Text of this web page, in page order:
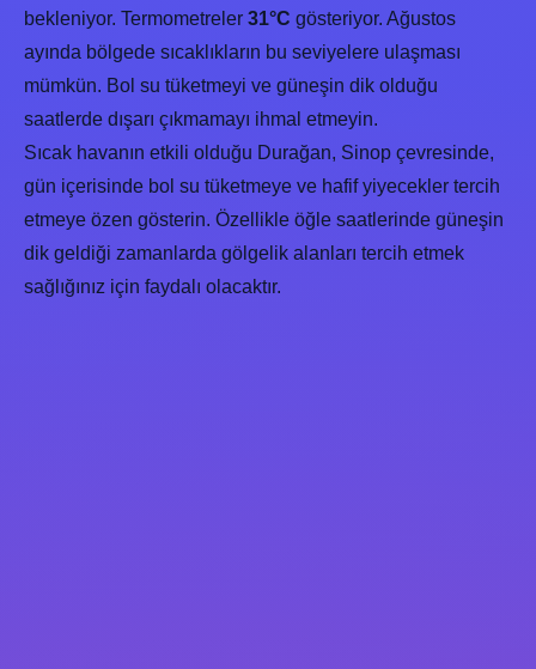
bekleniyor. Termometreler 31°C gösteriyor. Ağustos
ayında bölgede sıcaklıkların bu seviyelere ulaşması
mümkün. Bol su tüketmeyi ve güneşin dik olduğu
saatlerde dışarı çıkmamayı ihmal etmeyin.
Sıcak havanın etkili olduğu Durağan, Sinop çevresinde,
gün içerisinde bol su tüketmeye ve hafif yiyecekler tercih
etmeye özen gösterin. Özellikle öğle saatlerinde güneşin
dik geldiği zamanlarda gölgelik alanları tercih etmek
sağlığınız için faydalı olacaktır.